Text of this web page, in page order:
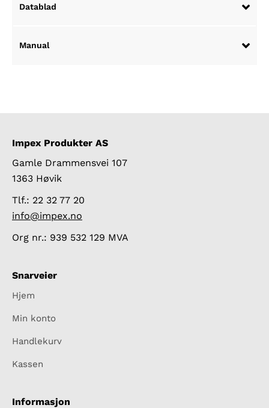
Datablad
Manual
Impex Produkter AS
Gamle Drammensvei 107
1363 Høvik
Tlf.: 22 32 77 20
info@impex.no
Org nr.: 939 532 129 MVA
Snarveier
Hjem
Min konto
Handlekurv
Kassen
Informasjon